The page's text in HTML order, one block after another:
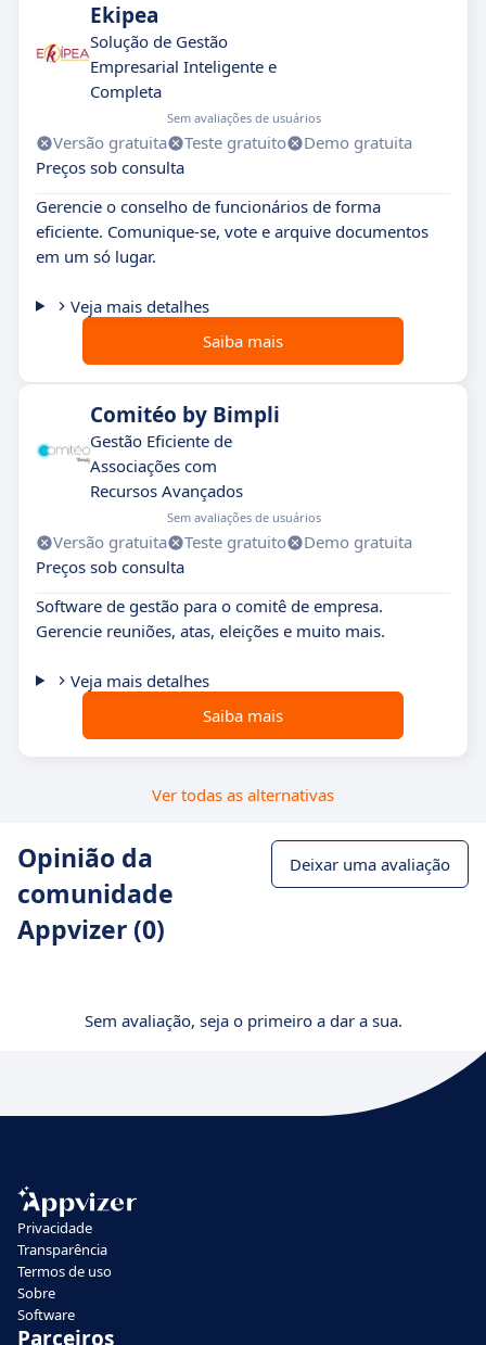
Ekipea
Solução de Gestão
Empresarial Inteligente e
Completa
Sem avaliações de usuários
Versão gratuita Teste gratuito
Demo gratuita
Preços sob consulta
Gerencie o conselho de funcionários de forma
eficiente. Comunique-se, vote e arquive documentos
em um só lugar.
Veja mais detalhes
Saiba mais
Comitéo by Bimpli
Gestão Eficiente de
Associações com
Recursos Avançados
Sem avaliações de usuários
Versão gratuita Teste gratuito
Demo gratuita
Preços sob consulta
Software de gestão para o comitê de empresa.
Gerencie reuniões, atas, eleições e muito mais.
Veja mais detalhes
Saiba mais
Ver todas as alternativas
Opinião da
comunidade
Appvizer (0)
Deixar uma avaliação
Sem avaliação, seja o primeiro a dar a sua.
Privacidade
Transparência
Termos de uso
Sobre
Software
Parceiros